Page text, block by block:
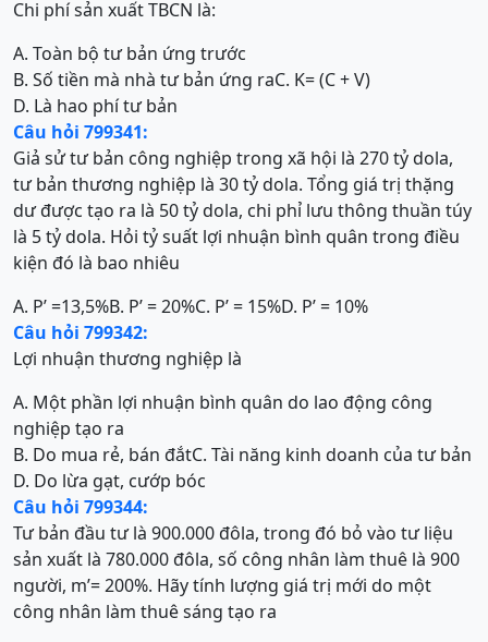
Chi phí sản xuất TBCN là:
A. Toàn bộ tư bản ứng trước
B. Số tiền mà nhà tư bản ứng raC. K= (C + V)
D. Là hao phí tư bản
Câu hỏi 799341:
Giả sử tư bản công nghiệp trong xã hội là 270 tỷ dola,
tư bản thương nghiệp là 30 tỷ dola. Tổng giá trị thặng
dư được tạo ra là 50 tỷ dola, chi phỉ lưu thông thuần túy
là 5 tỷ dola. Hỏi tỷ suất lợi nhuận bình quân trong điều
kiện đó là bao nhiêu
A. P’ =13,5%B. P’ = 20%C. P’ = 15%D. P’ = 10%
Câu hỏi 799342:
Lợi nhuận thương nghiệp là
A. Một phần lợi nhuận bình quân do lao động công
nghiệp tạo ra
B. Do mua rẻ, bán đắtC. Tài năng kinh doanh của tư bản
D. Do lừa gạt, cướp bóc
Câu hỏi 799344:
Tư bản đầu tư là 900.000 đôla, trong đó bỏ vào tư liệu
sản xuất là 780.000 đôla, số công nhân làm thuê là 900
người, m’= 200%. Hãy tính lượng giá trị mới do một
công nhân làm thuê sáng tạo ra